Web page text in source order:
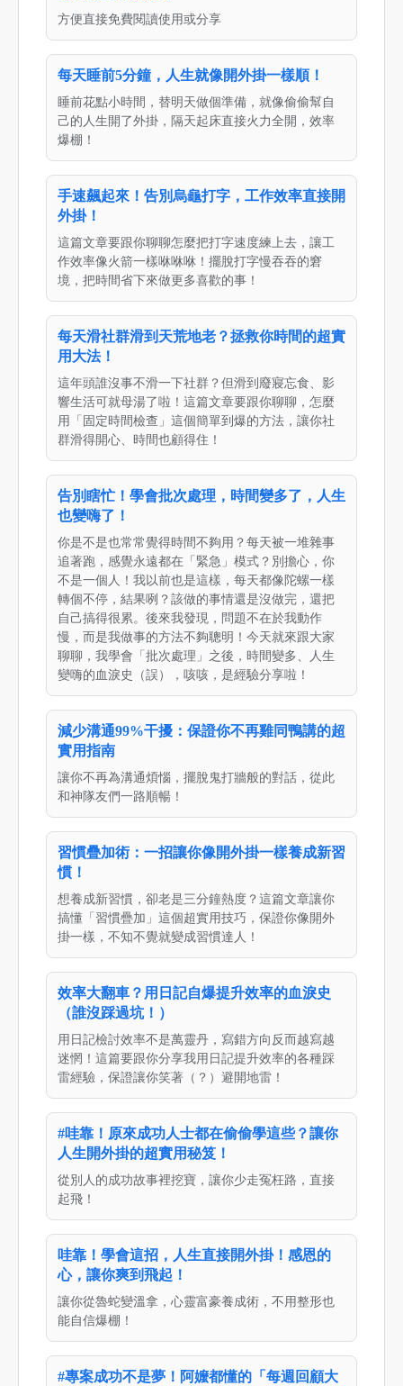
方便直接免費閱讀使用或分享
每天睡前5分鐘，人生就像開外掛一樣順！
睡前花點小時間，替明天做個準備，就像偷偷幫自
己的人生開了外掛，隔天起床直接火力全開，效率
爆棚！
手速飆起來！告別烏龜打字，工作效率直接開
外掛！
這篇文章要跟你聊聊怎麼把打字速度練上去，讓工
作效率像火箭一樣咻咻咻！擺脫打字慢吞吞的窘
境，把時間省下來做更多喜歡的事！
每天滑社群滑到天荒地老？拯救你時間的超實
用大法！
這年頭誰沒事不滑一下社群？但滑到廢寢忘食、影
響生活可就母湯了啦！這篇文章要跟你聊聊，怎麼
用「固定時間檢查」這個簡單到爆的方法，讓你社
群滑得開心、時間也顧得住！
告別瞎忙！學會批次處理，時間變多了，人生
也變嗨了！
你是不是也常常覺得時間不夠用？每天被一堆雜事
追著跑，感覺永遠都在「緊急」模式？別擔心，你
不是一個人！我以前也是這樣，每天都像陀螺一樣
轉個不停，結果咧？該做的事情還是沒做完，還把
自己搞得很累。後來我發現，問題不在於我動作
慢，而是我做事的方法不夠聰明！今天就來跟大家
聊聊，我學會「批次處理」之後，時間變多、人生
變嗨的血淚史（誤），咳咳，是經驗分享啦！
減少溝通99%干擾：保證你不再雞同鴨講的超
實用指南
讓你不再為溝通煩惱，擺脫鬼打牆般的對話，從此
和神隊友們一路順暢！
習慣疊加術：一招讓你像開外掛一樣養成新習
慣！
想養成新習慣，卻老是三分鐘熱度？這篇文章讓你
搞懂「習慣疊加」這個超實用技巧，保證你像開外
掛一樣，不知不覺就變成習慣達人！
效率大翻車？用日記自爆提升效率的血淚史
（誰沒踩過坑！）
用日記檢討效率不是萬靈丹，寫錯方向反而越寫越
迷惘！這篇要跟你分享我用日記提升效率的各種踩
雷經驗，保證讓你笑著（？）避開地雷！
#哇靠！原來成功人士都在偷偷學這些？讓你
人生開外掛的超實用秘笈！
從別人的成功故事裡挖寶，讓你少走冤枉路，直接
起飛！
哇靠！學會這招，人生直接開外掛！感恩的
心，讓你爽到飛起！
讓你從魯蛇變溫拿，心靈富豪養成術，不用整形也
能自信爆棚！
#專案成功不是夢！阿嬤都懂的「每週回顧大